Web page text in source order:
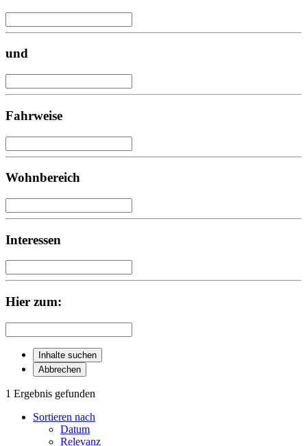
und
Fahrweise
Wohnbereich
Interessen
Hier zum:
Inhalte suchen
Abbrechen
1 Ergebnis gefunden
Sortieren nach
Datum
Relevanz